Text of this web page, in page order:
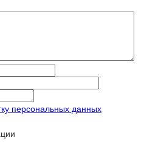
персональных данных